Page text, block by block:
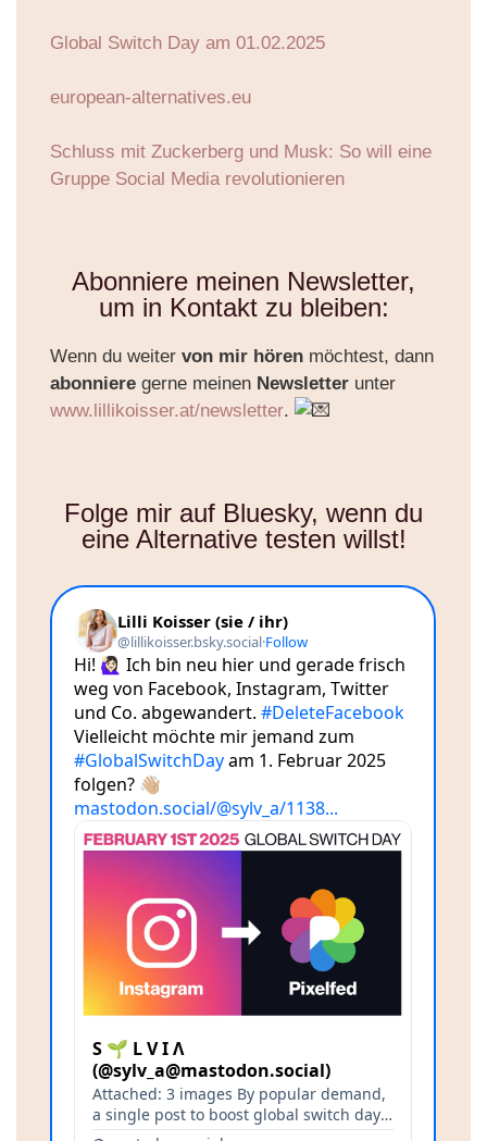
Global Switch Day am 01.02.2025
european-alternatives.eu
Schluss mit Zuckerberg und Musk: So will eine
Gruppe Social Media revolutionieren
Abonniere meinen Newsletter,
um in Kontakt zu bleiben:
Wenn du weitervon mir hören möchtest, dann
abonniere gerne meinen Newsletter unter
www.lillikoisser.at/newsletter.
Folge mir auf Bluesky, wenn du
eine Alternative testen willst!